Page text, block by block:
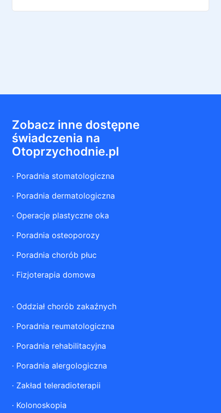
Zobacz inne dostępne
świadczenia na
Otoprzychodnie.pl
· Poradnia stomatologiczna
· Poradnia dermatologiczna
· Operacje plastyczne oka
· Poradnia osteoporozy
· Poradnia chorób płuc
· Fizjoterapia domowa
· Oddział chorób zakaźnych
· Poradnia reumatologiczna
· Poradnia rehabilitacyjna
· Poradnia alergologiczna
· Zakład teleradioterapii
· Kolonoskopia